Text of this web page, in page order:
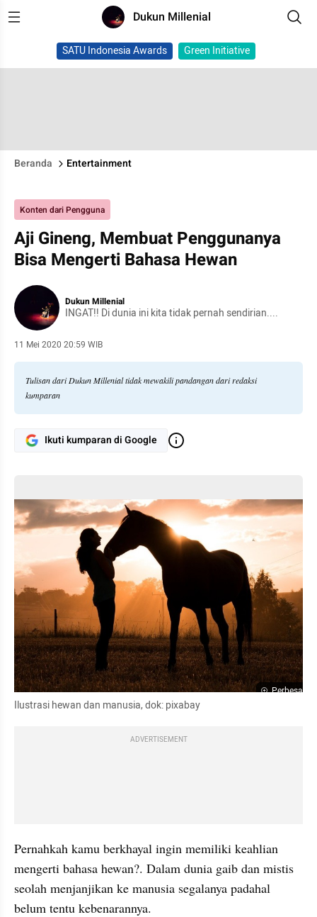
Dukun Millenial
SATU Indonesia Awards Green Initiative
Beranda Entertainment
Konten dari Pengguna
Aji Gineng, Membuat Penggunanya
Bisa Mengerti Bahasa Hewan
Dukun Millenial
INGAT!! Di dunia ini kita tidak pernah sendirian....
11 Mei 2020 20:59 WIB
Tulisan dari Dukun Millenial tidak mewakili pandangan dari redaksi
kumparan
Ikuti kumparan di Google
Perbesar
Ilustrasi hewan dan manusia, dok: pixabay
ADVERTISEMENT
Pernahkah kamu berkhayal ingin memiliki keahlian
mengerti bahasa hewan?. Dalam dunia gaib dan mistis
seolah menjanjikan ke manusia segalanya padahal
belum tentu kebenarannya.